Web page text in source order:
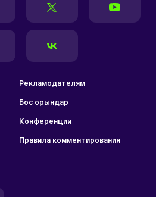
Рекламодателям
Бос орындар
Конференции
Правила комментирования